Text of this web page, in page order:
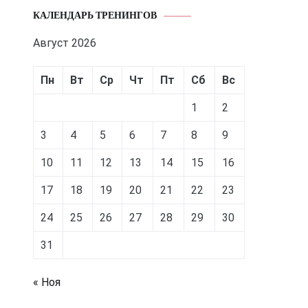
КАЛЕНДАРЬ ТРЕНИНГОВ
Август 2026
Пн Вт Ср Чт Пт Сб Вс
1 2
3 4 5 6 7 8 9
10 11 12 13 14 15 16
17 18 19 20 21 22 23
24 25 26 27 28 29 30
31
« Ноя